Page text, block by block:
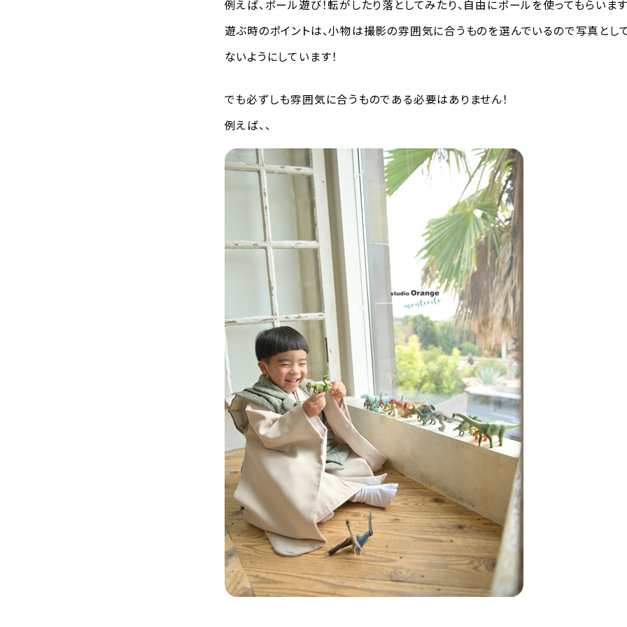
例えば、ボール遊び！転がしたり落としてみたり、自由にボールを使ってもらいます
遊ぶ時のポイントは、小物は撮影の雰囲気に合うものを選んでいるので写真とし
ないようにしています！
でも必ずしも雰囲気に合うものである必要はありません！
例えば、、